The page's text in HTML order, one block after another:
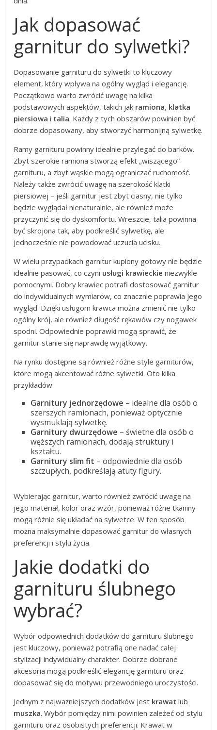
Jak dopasować
garnitur do sylwetki?
Dopasowanie garnituru do sylwetki to kluczowy
element, który wpływa na ogólny wygląd i elegancję.
Początkowo warto zwrócić uwagę na kilka
podstawowych aspektów, takich jak ramiona, klatka
piersiowa i talia. Każdy z tych obszarów powinien być
dobrze dopasowany, aby stworzyć harmonijną sylwetkę.
Ramy garnituru powinny idealnie przylegać do barków.
Zbyt szerokie ramiona stworzą efekt „wiszącego”
garnituru, a zbyt wąskie mogą ograniczać ruchomość.
Należy także zwrócić uwagę na szerokość klatki
piersiowej – jeśli garnitur jest zbyt ciasny, nie tylko
będzie wyglądał nienaturalnie, ale również może
przyczynić się do dyskomfortu. Wreszcie, talia powinna
być skrojona tak, aby podkreślić sylwetkę, ale
jednocześnie nie powodować uczucia ucisku.
W wielu przypadkach garnitur kupiony gotowy nie będzie
idealnie pasować, co czyni usługi krawieckie niezwykle
pomocnymi. Dobry krawiec potrafi dostosować garnitur
do indywidualnych wymiarów, co znacznie poprawia jego
wygląd. Dzięki usługom krawca można zmienić nie tylko
ogólny krój, ale również długość rękawów czy nogawek
spodni. Odpowiednie poprawki mogą sprawić, że
garnitur stanie się naprawdę wyjątkowy.
Na rynku dostępne są również różne style garniturów,
które mogą akcentować różne sylwetki. Oto kilka
przykładów:
Garnitury jednorzędowe – idealne dla osób o
szerszych ramionach, ponieważ optycznie
wysmuklają sylwetkę.
Garnitury dwurzędowe – świetne dla osób o
węższych ramionach, dodają struktury i
kształtu.
Garnitury slim fit – odpowiednie dla osób
szczupłych, podkreślają atuty figury.
Wybierając garnitur, warto również zwrócić uwagę na
jego materiał, kolor oraz wzór, ponieważ różne tkaniny
mogą różnie się układać na sylwetce. W ten sposób
można maksymalnie dopasować garnitur do własnych
preferencji i stylu życia.
Jakie dodatki do
garnituru ślubnego
wybrać?
Wybór odpowiednich dodatków do garnituru ślubnego
jest kluczowy, ponieważ potrafią one nadać całej
stylizacji indywidualny charakter. Dobrze dobrane
akcesoria mogą podkreślić elegancję garnituru oraz
dopasować się do motywu przewodniego uroczystości.
Jednym z najważniejszych dodatków jest krawat lub
muszka. Wybór pomiędzy nimi powinien zależeć od stylu
garnituru oraz osobistych preferencji. Krawat w